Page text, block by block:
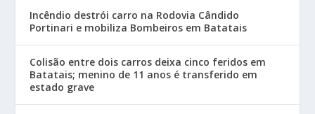
Incêndio destrói carro na Rodovia Cândido
Portinari e mobiliza Bombeiros em Batatais
Colisão entre dois carros deixa cinco feridos em
Batatais; menino de 11 anos é transferido em
estado grave